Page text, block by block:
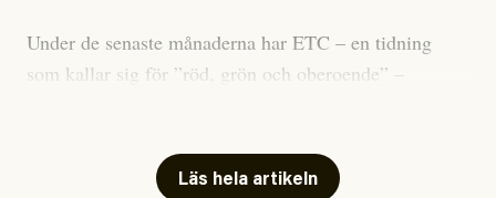
Under de senaste månaderna har ETC – en tidning
som kallar sig för ”röd, grön och oberoende” –
skriver för? Vad betyder det att vara en ”röd, grön och
Läs hela artikeln